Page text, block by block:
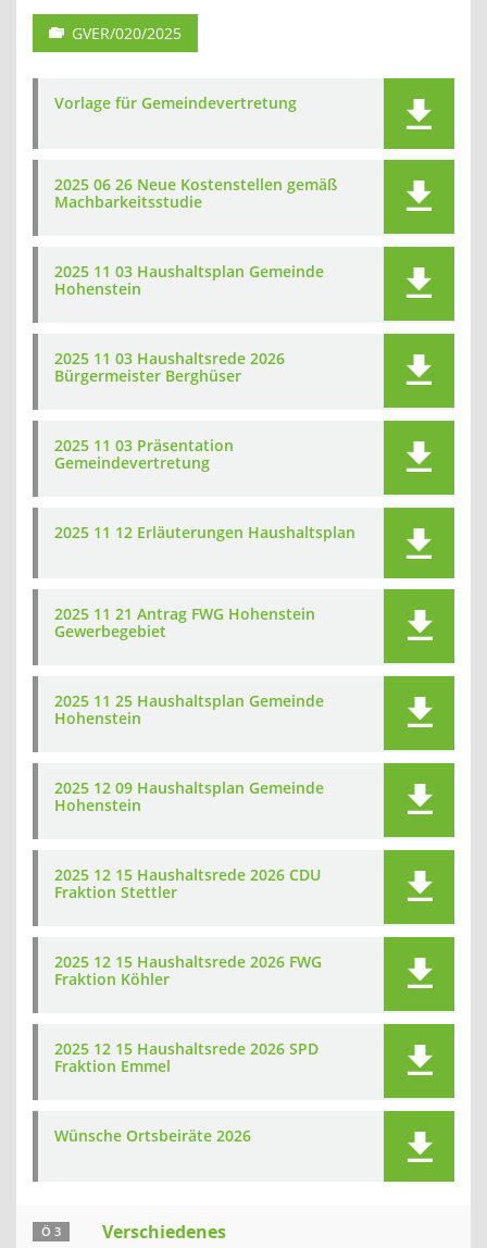
GVER/020/2025
Vorlage für Gemeindevertretung
2025 06 26 Neue Kostenstellen gemäß
Machbarkeitsstudie
2025 11 03 Haushaltsplan Gemeinde
Hohenstein
2025 11 03 Haushaltsrede 2026
Bürgermeister Berghüser
2025 11 03 Präsentation
Gemeindevertretung
2025 11 12 Erläuterungen Haushaltsplan
2025 11 21 Antrag FWG Hohenstein
Gewerbegebiet
2025 11 25 Haushaltsplan Gemeinde
Hohenstein
2025 12 09 Haushaltsplan Gemeinde
Hohenstein
2025 12 15 Haushaltsrede 2026 CDU
Fraktion Stettler
2025 12 15 Haushaltsrede 2026 FWG
Fraktion Köhler
2025 12 15 Haushaltsrede 2026 SPD
Fraktion Emmel
Wünsche Ortsbeiräte 2026
Ö 3 Verschiedenes